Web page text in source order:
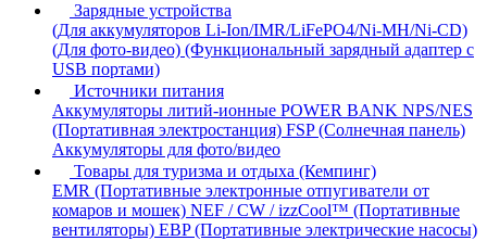
Зарядные устройства
(Для аккумуляторов Li-Ion/IMR/LiFePO4/Ni-MH/Ni-CD)
(Для фото-видео) (Функциональный зарядный адаптер с
USB портами)
Источники питания
Аккумуляторы литий-ионные POWER BANK NPS/NES
(Портативная электростанция) FSP (Солнечная панель)
Аккумуляторы для фото/видео
Товары для туризма и отдыха (Кемпинг)
EMR (Портативные электронные отпугиватели от
комаров и мошек) NEF / CW / izzCool™ (Портативные
вентиляторы) EBP (Портативные электрические насосы)